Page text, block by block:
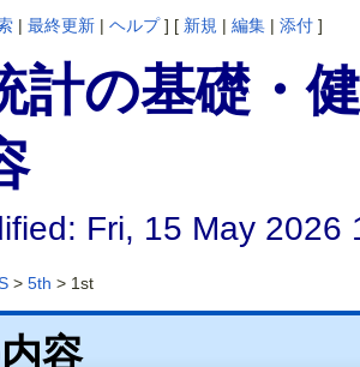
| 最終更新 | ヘルプ] [ 新規 | 編集 | 添付 ]
計の基礎・
Fri, 15 May 2026
> 5th > 1st
容